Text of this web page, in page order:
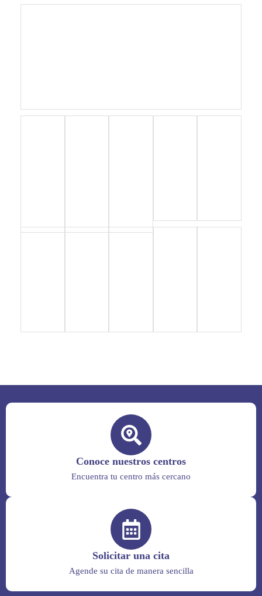
Conoce nuestros centros
Encuentra tu centro más cercano
Solicitar una cita
Agende su cita de manera sencilla